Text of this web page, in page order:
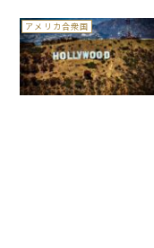
アメリカ合衆国